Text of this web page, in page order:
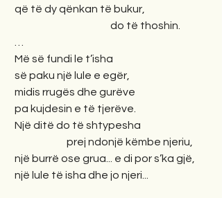
që të dy qënkan të bukur,
do të thoshin.
Më së fundi le t’isha
së paku një lule e egër,
midis rrugës dhe gurëve
pa kujdesin e të tjerëve.
Një ditë do të shtypesha
prej ndonjë këmbe njeriu,
një burrë ose grua... e di por s’ka gjë,
një lule të isha dhe jo njeri...